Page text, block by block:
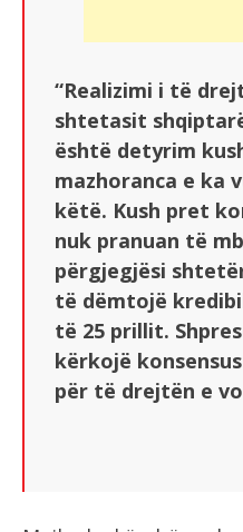
“Realizimi i të
shtetasit
është detyrim
mazhoranca e ka
këtë. Kush pret
nuk pranuan të
përgjegjësi
të dëmtojë
të 25 prillit.
kërkojë
për të drejtën e